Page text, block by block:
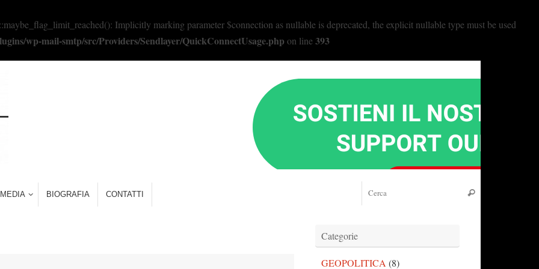
Implicitly marking parameter $connection as nullable is deprecated, the explicit nullable type must be used
wp-mail-smtp/src/Providers/Sendlayer/QuickConnectUsage.php on line393
MEDIA BIOGRAFIA CONTATTI Cerca
Categorie
GEOPOLITICA (8)